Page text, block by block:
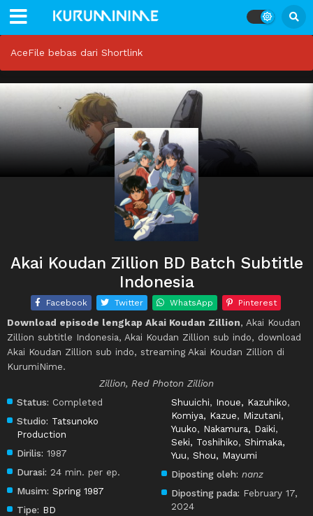
AceFile bebas dari Shortlink
Akai Koudan Zillion BD Batch Subtitle
Indonesia
Facebook Twitter WhatsApp Pinterest
Download episode lengkap Akai Koudan Zillion, Akai Koudan
Zillion subtitle Indonesia, Akai Koudan Zillion sub indo, download
Akai Koudan Zillion sub indo, streaming Akai Koudan Zillion di
KurumiNime.
Zillion, Red Photon Zillion
Status: Completed
Studio: Tatsunoko
Production
Dirilis: 1987
Durasi: 24 min. per ep.
Musim: Spring 1987
Tipe: BD
Shuuichi, Inoue, Kazuhiko,
Komiya, Kazue, Mizutani,
Yuuko, Nakamura, Daiki,
Seki, Toshihiko,Shimaka,
Yuu,Shou, Mayumi
Diposting oleh: nanz
Diposting pada: February 17,
2024